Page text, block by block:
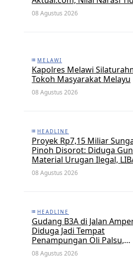
Sesuai Fakta dan Akan
Jalur Dewan Pers
08 Agustus 2026
MELAWI
Kapolres Melawi
Tokoh Masyarakat Melayu
08 Agustus 2026
HEADLINE
Proyek Rp7,15 Miliar
Pinoh Disorot: Diduga
Material Urugan Ilegal,
Desak Audit Menyeluruh
08 Agustus 2026
HEADLINE
Gudang B3A di Jalan
Diduga Jadi Tempat
Penampungan Oli Palsu,
Pengusaha Inisial U Disorot
08 Agustus 2026